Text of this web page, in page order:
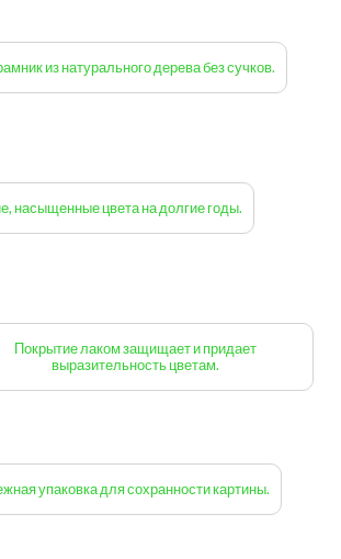
из натурального дерева без сучков.
насыщенные цвета на долгие годы.
Покрытие лаком защищает и придает
выразительность цветам.
упаковка для сохранности картины.